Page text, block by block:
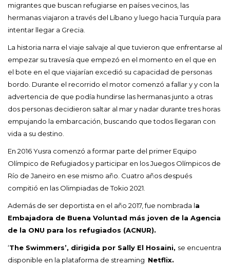
migrantes que buscan refugiarse en países vecinos, las
hermanas viajaron a través del Líbano y luego hacia Turquía para
intentar llegar a Grecia.
La historia narra el viaje salvaje al que tuvieron que enfrentarse al
empezar su travesía que empezó en el momento en el que en
el bote en el que viajarían excedió su capacidad de personas
bordo. Durante el recorrido el motor comenzó a fallar y y con la
advertencia de que podía hundirse las hermanas junto a otras
dos personas decidieron saltar al mar y nadar durante tres horas
empujando la embarcación, buscando que todos llegaran con
vida a su destino.
En 2016 Yusra comenzó a formar parte del primer Equipo
Olímpico de Refugiados y participar en los Juegos Olímpicos de
Río de Janeiro en ese mismo año. Cuatro años después
compitió en las Olimpiadas de Tokio 2021.
Además de ser deportista en el año 2017, fue nombrada la
Embajadora de Buena Voluntad más joven de la Agencia
de la ONU para los refugiados (ACNUR).
‘The Swimmers’, dirigida por Sally El Hosaini, se encuentra
disponible en la plataforma de streaming Netflix.